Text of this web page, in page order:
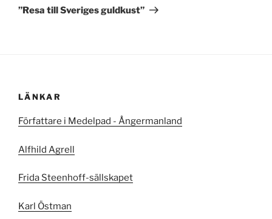
inlägg
”Resa till Sveriges guldkust”
LÄNKAR
Författare i Medelpad - Ångermanland
Alfhild Agrell
Frida Steenhoff-sällskapet
Karl Östman